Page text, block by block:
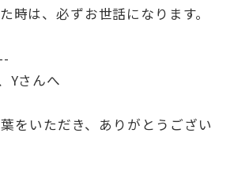
時は、必ずお世話になります。
Yさんへ
をいただき、ありがとうござい